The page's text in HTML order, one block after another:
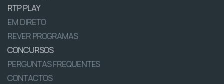
RTP PLAY
EM DIRETO
REVER PROGRAMAS
CONCURSOS
PERGUNTAS FREQUENTES
CONTACTOS